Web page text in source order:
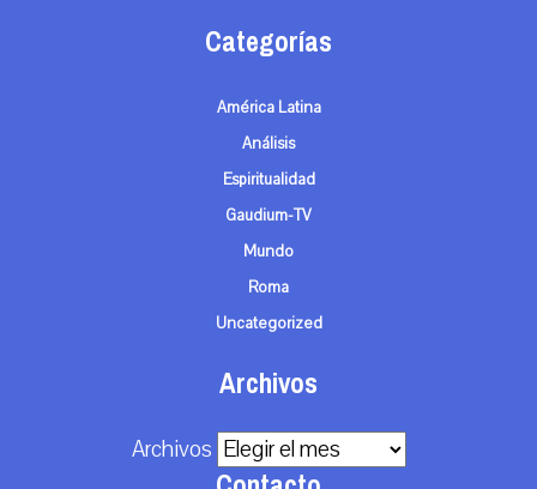
Categorías
América Latina
Análisis
Espiritualidad
Gaudium-TV
Mundo
Roma
Uncategorized
Archivos
Archivos